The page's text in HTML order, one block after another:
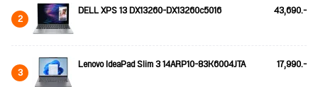
2 DELL XPS 13 DX13260-DX13260c5016 43,690.-
3 Lenovo IdeaPad Slim 3 14ARP10-83K6004JTA 17,990.-